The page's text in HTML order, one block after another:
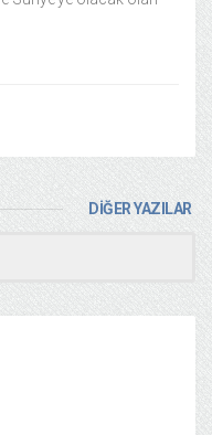
DİĞER YAZILAR